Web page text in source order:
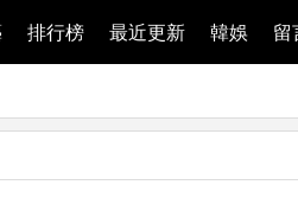
排行榜 最近更新 韓娛 留